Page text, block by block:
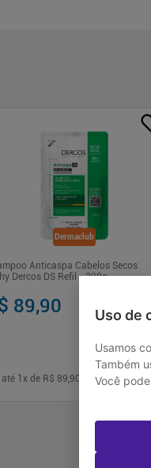
Uso de
Usamos
Também
Você
Dermaclub
Anticaspa Cabelos Secos
Dercos DS Refil - 200g
89,90
até 1 x de R$ 89,90 sem juros